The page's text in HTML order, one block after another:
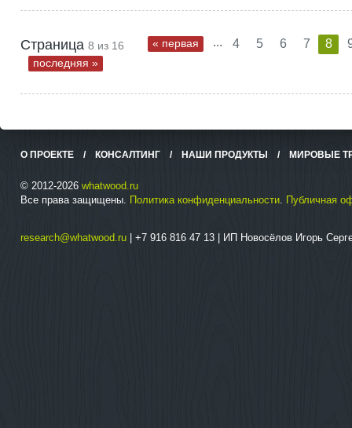
Страница 8 из 16 « первая ... 4 5 6 7 8
последняя »
О ПРОЕКТЕ / КОНСАЛТИНГ / НАШИ ПРОДУКТЫ / МИРОВЫЕ
© 2012-2026 whatwood.ru
Все права защищены. Политика конфиденциальности. Публичная
research@whatwood.ru | +7 916 816 47 13 | ИП Новосёлов Игорь